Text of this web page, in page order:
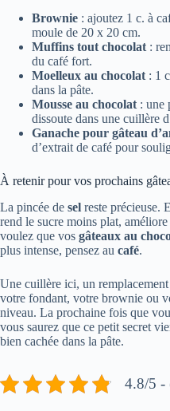
Brownie : ajoutez 1 c. à
moule de 20 x 20 cm.
Muffins tout chocolat :
du café fort.
Moelleux au chocolat : 1
dans la pâte.
Mousse au chocolat : une
dissoute dans une cuillère
Ganache pour gâteau
d’extrait de café pour
À retenir pour vos prochains
La pincée de sel reste précieuse.
rend le sucre moins plat,
voulez que vos gâteaux au
plus intense, pensez au café.
Une cuillère ici, un remplacement
votre fondant, votre brownie ou
niveau. La prochaine fois que
vous saurez que ce petit secret
bien cachée dans la pâte.
4.8/5 -